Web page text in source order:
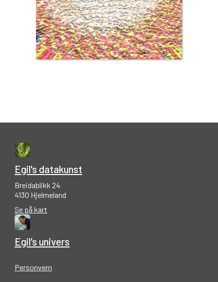
Egil's datakunst
Breidablikk 24
4130 Hjelmeland
Se på kart
Egil's univers
Personvern